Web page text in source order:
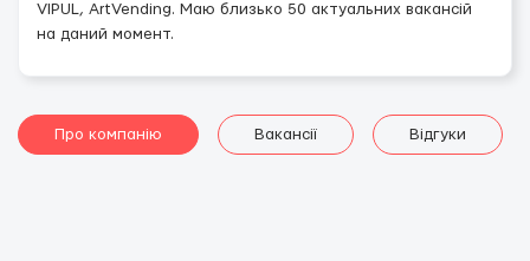
VIPUL, ArtVending. Маю близько 50 актуальних вакансій
на даний момент.
Про компанію Вакансії Відгуки